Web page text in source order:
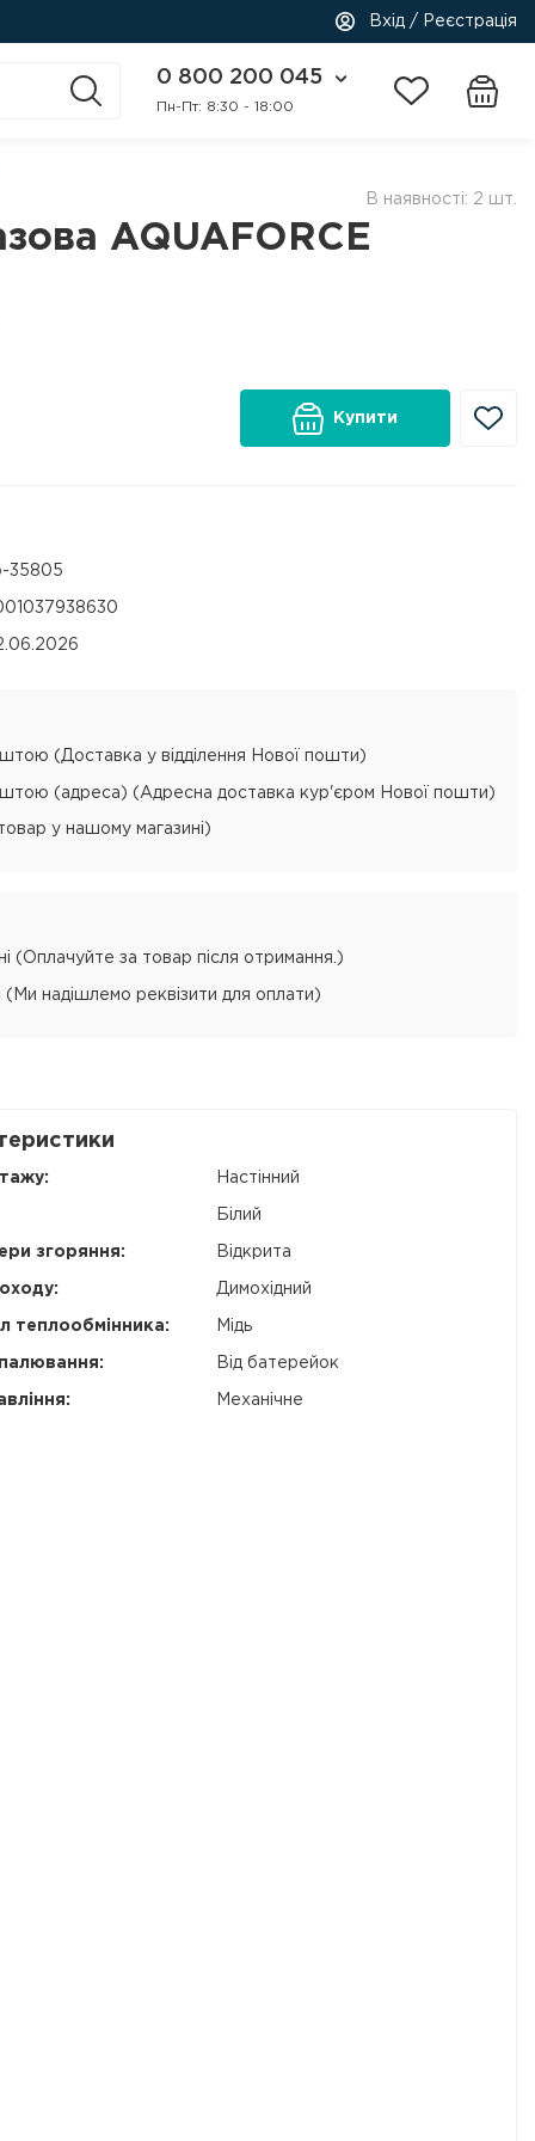
Вхід / Реєстрація
0 800 200 045
Пн-Пт: 8:30 - 18:00
В наявності: 2 шт.
AQUAFORCE
Купити
35805
(Доставка у відділення Нової пошти)
(адреса) (Адресна доставка кур'єром Нової пошти)
у нашому магазині)
(Оплачуйте за товар після отримання.)
(Ми надішлемо реквізити для оплати)
Настінний
Білий
згоряння: Відкрита
Димохідний
теплообмінника: Мідь
Від батерейок
Механічне